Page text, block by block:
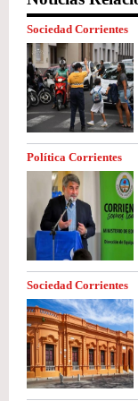
Sociedad Corrientes
Política Corrientes
Sociedad Corrientes